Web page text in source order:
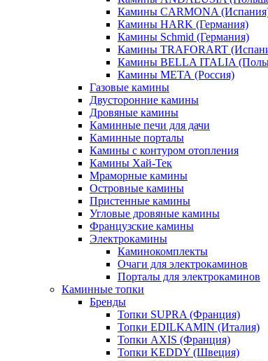
Камины CARMONA
Камины HARK (Германия)
Камины Schmid (Германия)
Камины TRAFORART
Камины BELLA ITALIA
Камины МЕТА (Россия)
Газовые камины
Двусторонние камины
Дровяные камины
Каминные печи для дачи
Каминные порталы
Камины с контуром отопления
Камины Хай-Тек
Мраморные камины
Островные камины
Пристенные камины
Угловые дровяные камины
Французские камины
Электрокамины
Каминокомплекты
Очаги для электрокаминов
Порталы для электрокаминов
Каминные топки
Бренды
Топки SUPRA (Франция)
Топки EDILKAMIN (Италия)
Топки AXIS (Франция)
Топки KEDDY (Швеция)